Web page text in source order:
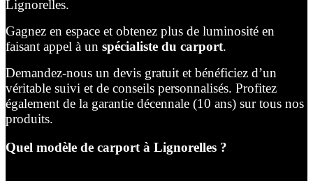
Lignorelles.
Gagnez en espace et obtenez plus de luminosité en
faisant appel à un spécialiste du carport.
Demandez-nous un devis gratuit et bénéficiez d’un
véritable suivi et de conseils personnalisés. Profitez
également de la garantie décennale (10 ans) sur tous nos
produits.
Quel modèle de carport à Lignorelles ?